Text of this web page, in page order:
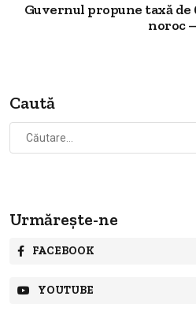
Guvernul propune taxă
noroc
Caută
Caută
după:
Urmărește-ne
FACEBOOK
YOUTUBE